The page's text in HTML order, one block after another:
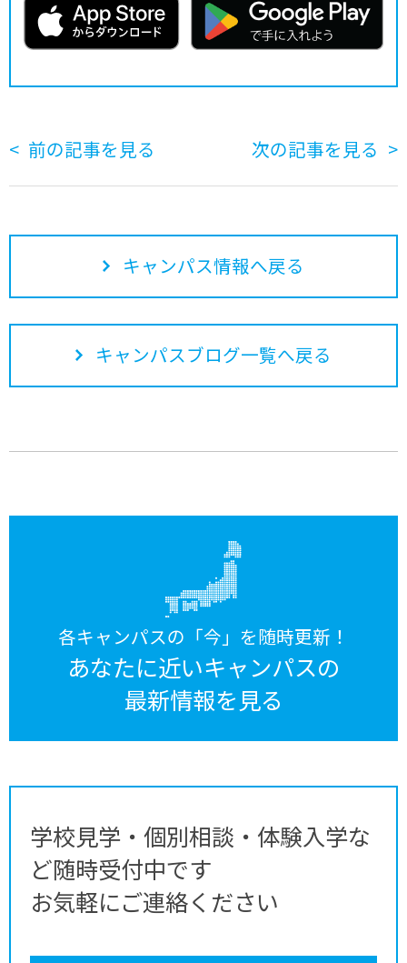
前の記事を見る 次の記事を見る
キャンパス情報へ戻る
キャンパスブログ一覧へ戻る
各キャンパスの「今」を随時更新！
あなたに近いキャンパスの
最新情報を見る
学校見学・個別相談・体験入学な
ど随時受付中です
お気軽にご連絡ください